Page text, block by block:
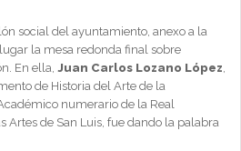
social del ayuntamiento, anexo a la
la mesa redonda final sobre
En ella, Juan Carlos Lozano López,
de Historia del Arte de la
numerario de la Real
Artes de San Luis, fue dando la palabra